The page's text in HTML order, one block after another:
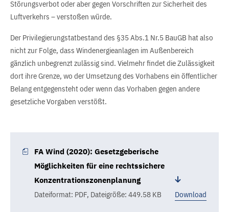
Störungsverbot oder aber gegen Vorschriften zur Sicherheit des
Luftverkehrs – verstoßen würde.
Der Privilegierungstatbestand des §35 Abs.1 Nr.5 BauGB hat also
nicht zur Folge, dass Windenergieanlagen im Außenbereich
gänzlich unbegrenzt zulässig sind. Vielmehr findet die Zulässigkeit
dort ihre Grenze, wo der Umsetzung des Vorhabens ein öffentlicher
Belang entgegensteht oder wenn das Vorhaben gegen andere
gesetzliche Vorgaben verstößt.
FA Wind (2020): Gesetzgeberische
Möglichkeiten für eine rechtssichere
Konzentrationszonenplanung
Dateiformat: PDF, Dateigröße: 449.58 KB Download